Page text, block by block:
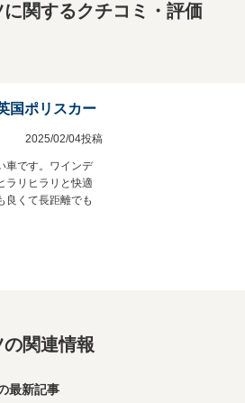
関するクチコミ・評価
国ポリスカー
2025/02/04投稿
車です。ワインデ
ラリヒラリと快適
良くて長距離でも
関連情報
最新記事